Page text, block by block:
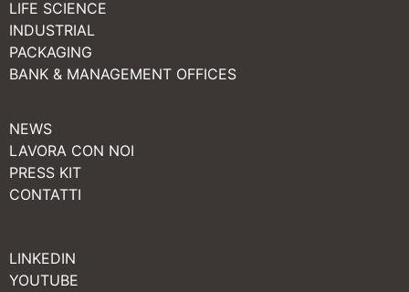
LIFE SCIENCE
INDUSTRIAL
PACKAGING
BANK & MANAGEMENT OFFICES
NEWS
LAVORA CON NOI
PRESS KIT
CONTATTI
LINKEDIN
YOUTUBE